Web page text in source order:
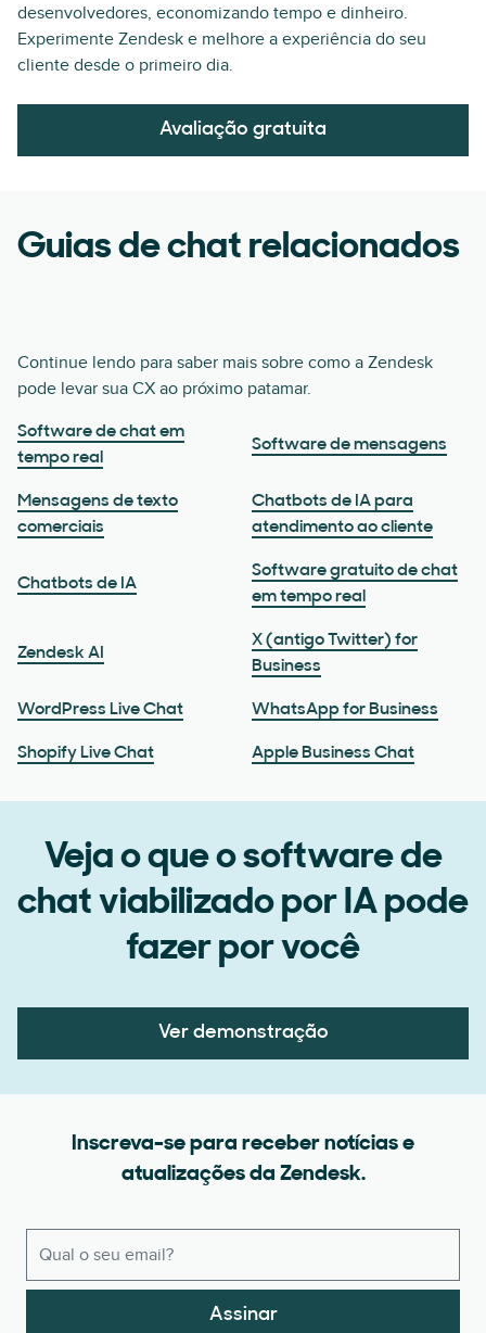
desenvolvedores, economizando tempo e dinheiro.
Experimente Zendesk e melhore a experiência do seu
cliente desde o primeiro dia.
Avaliação gratuita
Guias de chat relacionados
Continue lendo para saber mais sobre como a Zendesk
pode levar sua CX ao próximo patamar.
Software de chat em
tempo real
Software de mensagens
Mensagens de texto
comerciais
Chatbots de IA para
atendimento ao cliente
Chatbots de IA
Software gratuito de chat
em tempo real
Zendesk AI
X (antigo Twitter) for
Business
WordPress Live Chat WhatsApp for Business
Shopify Live Chat Apple Business Chat
Veja o que o software de
chat viabilizado por IA pode
fazer por você
Ver demonstração
Inscreva-se para receber notícias e
atualizações da Zendesk.
Assinar